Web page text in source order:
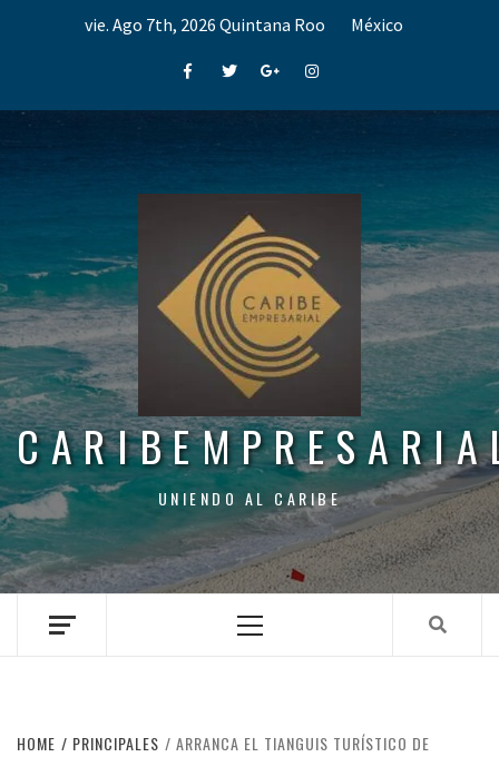
vie. Ago 7th, 2026 Quintana Roo México
FacebookTwitterGoogle+Instagram
UNIENDO AL CARIBE
Menu
HOME PRINCIPALES
ARRANCA EL TIANGUIS TURÍSTICO DE